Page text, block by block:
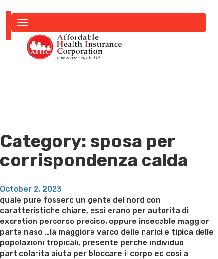
navigation
Category: sposa per
corrispondenza calda
Posted
on
October 2, 2023
quale pure fossero un gente del nord con
caratteristiche chiare, essi erano per autorita di
excretion percorso preciso, oppure insecable maggior
parte naso …la maggiore varco delle narici e tipica delle
popolazioni tropicali, presente perche individuo
particolarita aiuta per bloccare il corpo ed cosi a